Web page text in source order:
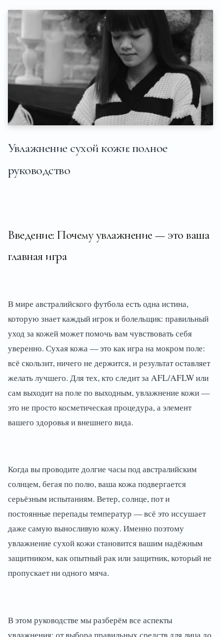
Увлажнение сухой кожи: полное
руководство
Введение: Почему увлажнение — это ваша
главная игра
В мире австралийского футбола есть одна истина,
которую знает каждый игрок и болельщик: правильный
уход за кожей может помочь вам чувствовать себя
уверенно. Сухая кожа — это как игра на мокром поле:
всё скользит, ничего не держится, и результат оставляет
желать лучшего. Для тех, кто следит за AFL/AFLW или
сам выходит на поле по выходным, увлажнение кожи —
это не просто косметическая процедура, а элемент
вашего здоровья и внешнего вида.
Когда вы проводите долгие часы под австралийским
солнцем, бегая по полю, ваша кожа подвергается
серьёзным испытаниям. Ветер, солнце, пот и
постоянные перепады температур — всё это иссушает
даже самую выносливую кожу. Именно поэтому
увлажнение сухой кожи становится вашим надёжным
защитником, как опытный рак или защитник, который не
пропускает ни одного мяча.
В этом руководстве мы разберём все аспекты
увлажнения: от выбора правильных средств для лица до